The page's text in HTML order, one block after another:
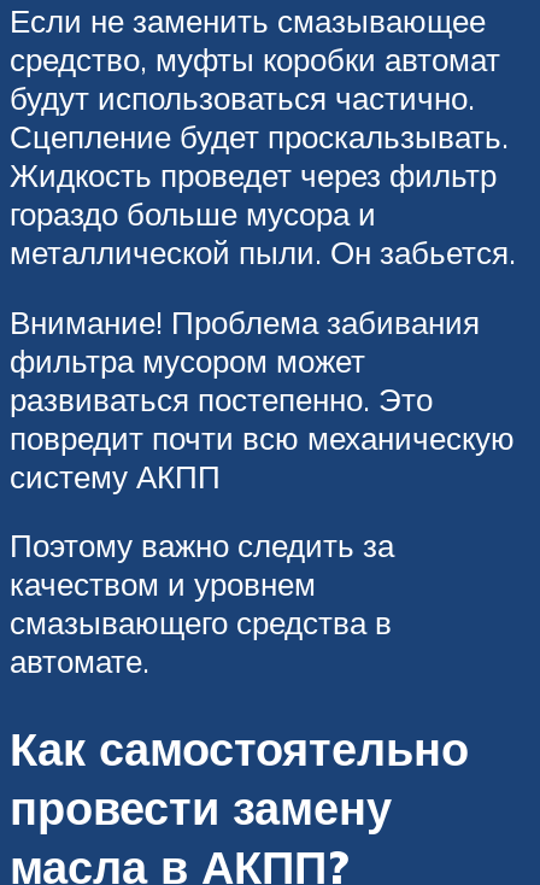
Если не заменить смазывающее
средство, муфты коробки автомат
будут использоваться частично.
Сцепление будет проскальзывать.
Жидкость проведет через фильтр
гораздо больше мусора и
металлической пыли. Он забьется.
Внимание! Проблема забивания
фильтра мусором может
развиваться постепенно. Это
повредит почти всю механическую
систему АКПП
Поэтому важно следить за
качеством и уровнем
смазывающего средства в
автомате.
Как самостоятельно
провести замену
масла в АКПП?